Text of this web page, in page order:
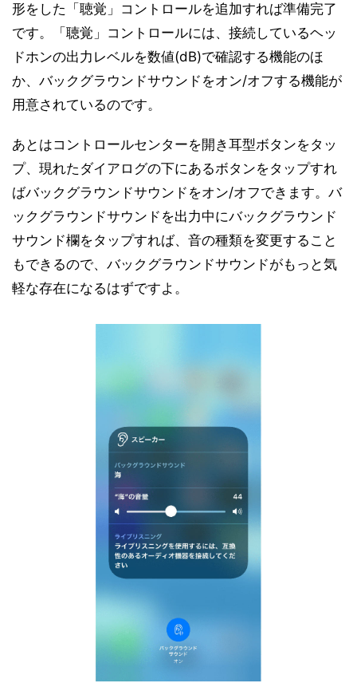
形をした「聴覚」コントロールを追加すれば準備完了
です。「聴覚」コントロールには、接続しているヘッ
ドホンの出力レベルを数値(dB)で確認する機能のほ
か、バックグラウンドサウンドをオン/オフする機能が
用意されているのです。
あとはコントロールセンターを開き耳型ボタンをタッ
プ、現れたダイアログの下にあるボタンをタップすれ
ばバックグラウンドサウンドをオン/オフできます。バ
ックグラウンドサウンドを出力中にバックグラウンド
サウンド欄をタップすれば、音の種類を変更すること
もできるので、バックグラウンドサウンドがもっと気
軽な存在になるはずですよ。